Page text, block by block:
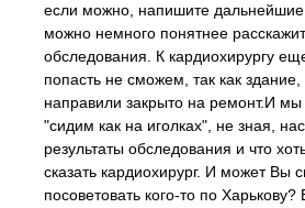
если можно, напишите дальнейшие
можно немного понятнее
обследования. К кардиохирургу
попасть не сможем, так как здание,
направили закрыто на ремонт.И
"сидим как на иголках", не зная,
результаты обследования и что
сказать кардиохирург. И может Вы
посоветовать кого-то по